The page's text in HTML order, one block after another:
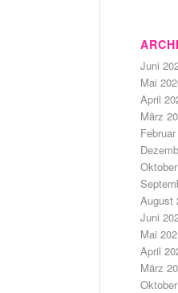
Juni
Mai
April
März
August
Juni
Mai
April
März